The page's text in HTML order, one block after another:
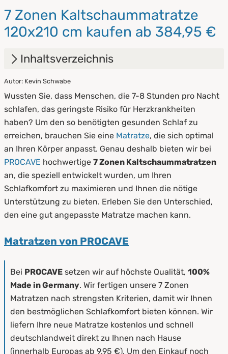
7 Zonen Kaltschaummatratze
120x210 cm kaufen ab 384,95 €
Inhaltsverzeichnis
1. Was ist eine 7 Zonen Matratze?
2. Die richtige Pflege
Autor: Kevin Schwabe
Wussten Sie, dass Menschen, die 7-8 Stunden pro Nacht
schlafen, das geringste Risiko für Herzkrankheiten
haben? Um den so benötigten gesunden Schlaf zu
erreichen, brauchen Sie eine Matratze, die sich optimal
an Ihren Körper anpasst. Genau deshalb bieten wir bei
PROCAVE hochwertige 7 Zonen Kaltschaummatratzen
an, die speziell entwickelt wurden, um Ihren
Schlafkomfort zu maximieren und Ihnen die nötige
Unterstützung zu bieten. Erleben Sie den Unterschied,
den eine gut angepasste Matratze machen kann.
Matratzen von PROCAVE
Bei PROCAVE setzen wir auf höchste Qualität, 100%
Made in Germany. Wir fertigen unsere 7 Zonen
Matratzen nach strengsten Kriterien, damit wir Ihnen
den bestmöglichen Schlafkomfort bieten können. Wir
liefern Ihre neue Matratze kostenlos und schnell
deutschlandweit direkt zu Ihnen nach Hause
(innerhalb Europas ab 9,95 €). Um den Einkauf noch